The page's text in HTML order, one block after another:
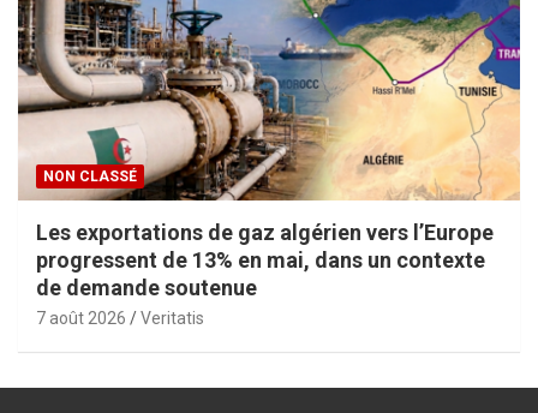
NON CLASSÉ
Les exportations de gaz algérien vers l’Europe
progressent de 13% en mai, dans un contexte
de demande soutenue
7 août 2026 Veritatis